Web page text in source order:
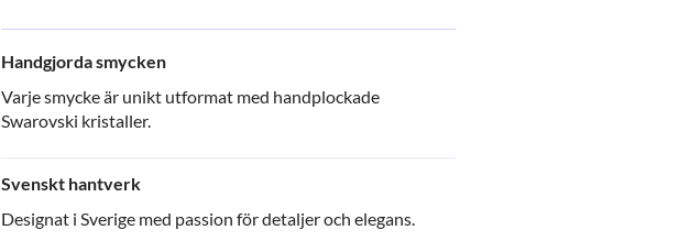
Handgjorda smycken
Varje smycke är unikt utformat med handplockade
Swarovski kristaller.
Svenskt hantverk
Designat i Sverige med passion för detaljer och elegans.